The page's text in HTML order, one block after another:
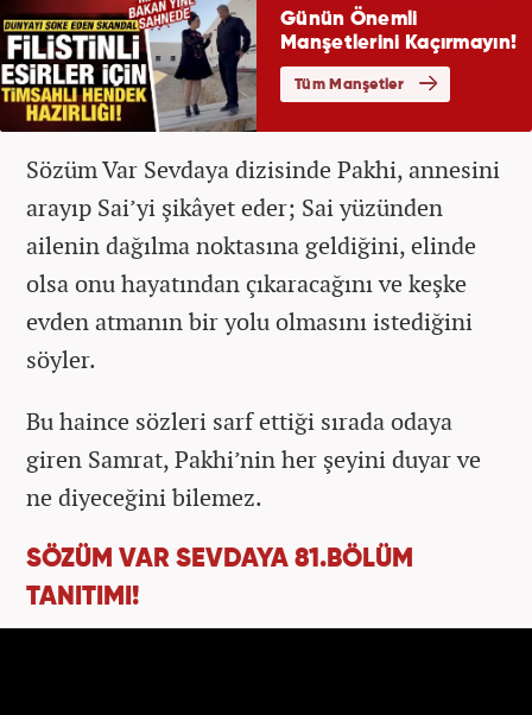
Sözüm Var Sevdaya dizisinde Pakhi, annesini
arayıp Sai’yi şikâyet eder; Sai yüzünden
ailenin dağılma noktasına geldiğini, elinde
olsa onu hayatından çıkaracağını ve keşke
evden atmanın bir yolu olmasını istediğini
söyler.
Bu haince sözleri sarf ettiği sırada odaya
giren Samrat, Pakhi’nin her şeyini duyar ve
ne diyeceğini bilemez.
SÖZÜM VAR SEVDAYA 81.BÖLÜM
TANITIMI!